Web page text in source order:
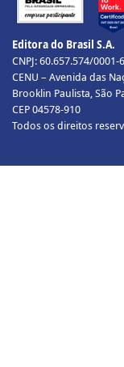
Editora do Brasil S.A.
CNPJ: 60.657.574/0001-
CENU – Avenida das
Brooklin Paulista, São
CEP 04578-910
Todos os direitos